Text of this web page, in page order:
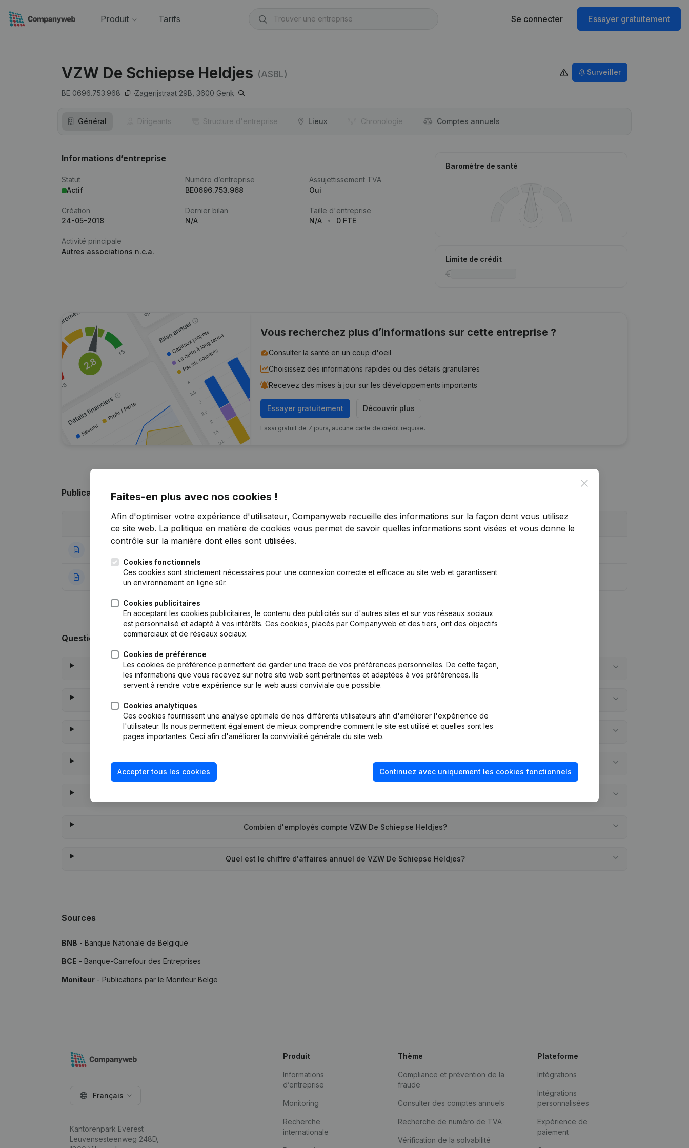
Produit Tarifs Se connecter Essayer gratuitement
VZW De Schiepse Heldjes (ASBL)
BE 0696.753.968 Zagerijstraat 29B, 3600 Genk
Surveiller
Général Dirigeants Structure d'entreprise Lieux Chronologie Comptes annuels
Informations d’entreprise
Statut
Actif
Numéro d’entreprise
BE0696.753.968
Assujettissement TVA
Oui
Création
24-05-2018
Dernier bilan
N/A
Taille d'entreprise
N/A
0 FTE
Activité principale
Autres associations n.c.a.
Baromètre de santé
Limite de crédit
Vous recherchez plus d’informations sur cette entreprise ?
Consulter la santé en un coup d'oeil
Choisissez des informations rapides ou des détails granulaires
Recevez des mises à jour sur les développements importants
Essayer gratuitement Découvrir plus
Essai gratuit de 7 jours, aucune carte de crédit requise.
Publicationsde VZW De Schiepse Heldjes
Publication
28-05-2018 Rubrique Constitution (Nouvelle Personne Morale, Ouverture Succursale, etc...)(NL)
Questions fréquemment posées
Quel est le numéro de TVA de VZW De Schiepse Heldjes?
Quand la société VZW De Schiepse Heldjes a-t-elle été créée?
Quelle est l'adresse de VZW De Schiepse Heldjes?
Combien d'employés compte VZW De Schiepse Heldjes?
Quel est le chiffre d'affaires annuel de VZW De Schiepse Heldjes?
Sources
BNB - Banque Nationale de Belgique
BCE - Banque-Carrefour des Entreprises
Moniteur - Publications par le Moniteur Belge
Close
Faites-en plus avec nos cookies !
Afin d'optimiser votre expérience d'utilisateur, Companyweb recueille des informations sur la façon dont vous utilisez
ce site web. La politique en matière de cookies vous permet de savoir quelles informations sont visées et vous donne le
contrôle sur la manière dont elles sont utilisées.
Cookies fonctionnels
Ces cookies sont strictement nécessaires pour une connexion correcte et efficace au site web et garantissent
un environnement en ligne sûr.
Cookies publicitaires
En acceptant les cookies publicitaires, le contenu des publicités sur d'autres sites et sur vos réseaux sociaux
est personnalisé et adapté à vos intérêts. Ces cookies, placés par Companyweb et des tiers, ont des objectifs
commerciaux et de réseaux sociaux.
Cookies de préférence
Les cookies de préférence permettent de garder une trace de vos préférences personnelles. De cette façon,
les informations que vous recevez sur notre site web sont pertinentes et adaptées à vos préférences. Ils
servent à rendre votre expérience sur le web aussi conviviale que possible.
Cookies analytiques
Ces cookies fournissent une analyse optimale de nos différents utilisateurs afin d'améliorer l'expérience de
l'utilisateur. Ils nous permettent également de mieux comprendre comment le site est utilisé et quelles sont les
pages importantes. Ceci afin d'améliorer la convivialité générale du site web.
Accepter tous les cookies Continuez avec uniquement les cookies fonctionnels
Français
Kantorenpark Everest
Leuvensesteenweg 248D,
Produit
Informations
d’entreprise
Monitoring
Recherche
internationale
Thème
Compliance et prévention de la
fraude
Consulter des comptes annuels
Recherche de numéro de TVA
Vérification de la solvabilité
Plateforme
Intégrations
Intégrations
personnalisées
Expérience de
paiement